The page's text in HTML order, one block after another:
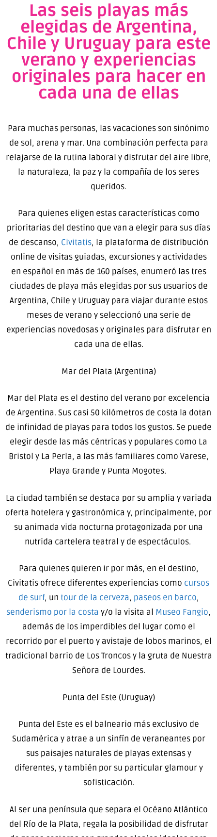
Las seis playas más
elegidas de Argentina,
Chile y Uruguay para este
verano y experiencias
originales para hacer en
cada una de ellas
Para muchas personas, las vacaciones son sinónimo
de sol, arena y mar. Una combinación perfecta para
relajarse de la rutina laboral y disfrutar del aire libre,
la naturaleza, la paz y la compañía de los seres
queridos.
Para quienes eligen estas características como
prioritarias del destino que van a elegir para sus días
de descanso, Civitatis, la plataforma de distribución
online de visitas guiadas, excursiones y actividades
en español en más de 160 países, enumeró las tres
ciudades de playa más elegidas por sus usuarios de
Argentina, Chile y Uruguay para viajar durante estos
meses de verano y seleccionó una serie de
experiencias novedosas y originales para disfrutar en
cada una de ellas.
Mar del Plata (Argentina)
Mar del Plata es el destino del verano por excelencia
de Argentina. Sus casi 50 kilómetros de costa la dotan
de infinidad de playas para todos los gustos. Se puede
elegir desde las más céntricas y populares como La
Bristol y La Perla, a las más familiares como Varese,
Playa Grande y Punta Mogotes.
La ciudad también se destaca por su amplia y variada
oferta hotelera y gastronómica y, principalmente, por
su animada vida nocturna protagonizada por una
nutrida cartelera teatral y de espectáculos.
Para quienes quieren ir por más, en el destino,
Civitatis ofrece diferentes experiencias como cursos
de surf, un tour de la cerveza, paseos en barco,
senderismo por la costa y/o la visita al Museo Fangio,
además de los imperdibles del lugar como el
recorrido por el puerto y avistaje de lobos marinos, el
tradicional barrio de Los Troncos y la gruta de Nuestra
Señora de Lourdes.
Punta del Este (Uruguay)
Punta del Este es el balneario más exclusivo de
Sudamérica y atrae a un sinfín de veraneantes por
sus paisajes naturales de playas extensas y
diferentes, y también por su particular glamour y
sofisticación.
Al ser una península que separa el Océano Atlántico
del Río de la Plata, regala la posibilidad de disfrutar